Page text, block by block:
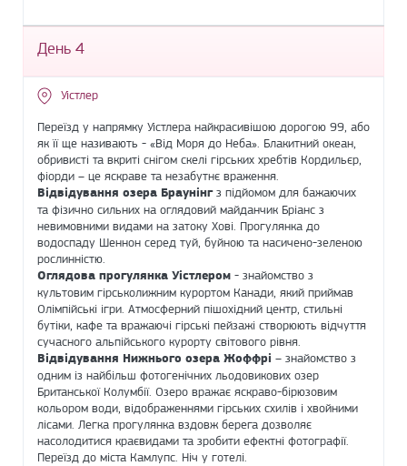
День 4
Уістлер
Переїзд у напрямку Уістлера найкрасивішою дорогою 99, або
як її ще називають - «Від Моря до Неба». Блакитний океан,
обривисті та вкриті снігом скелі гірських хребтів Кордильєр,
фіорди – це яскраве та незабутнє враження.
Відвідування озера Браунінгз підйомом для бажаючих
та фізично сильних на оглядовий майданчик Бріанс з
невимовними видами на затоку Хові. Прогулянка до
водоспаду Шеннон серед туй, буйною та насичено-зеленою
рослинністю.
Оглядова прогулянка Уістлером - знайомство з
культовим гірськолижним курортом Канади, який приймав
Олімпійські ігри. Атмосферний пішохідний центр, стильні
бутіки, кафе та вражаючі гірські пейзажі створюють відчуття
сучасного альпійського курорту світового рівня.
Відвідування Нижнього озера Жоффрі – знайомство з
одним із найбільш фотогенічних льодовикових озер
Британської Колумбії. Озеро вражає яскраво-бірюзовим
кольором води, відображеннями гірських схилів і хвойними
лісами. Легка прогулянка вздовж берега дозволяє
насолодитися краєвидами та зробити ефектні фотографії.
Переїзд до міста Камлупс. Ніч у готелі.